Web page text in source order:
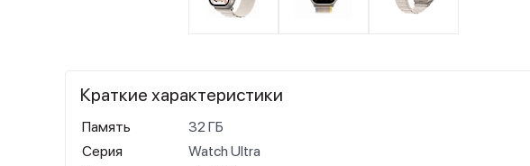
Краткие характеристики
Память
32 ГБ
Серия
Watch Ultra